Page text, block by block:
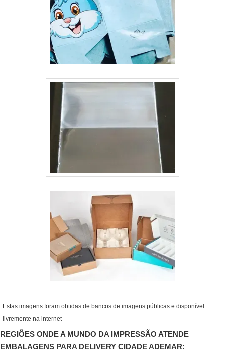
Estas imagens foram obtidas de bancos de imagens públicas e disponível
livremente na internet
REGIÕES ONDE A MUNDO DA IMPRESSÃO ATENDE
EMBALAGENS PARA DELIVERY CIDADE ADEMAR: